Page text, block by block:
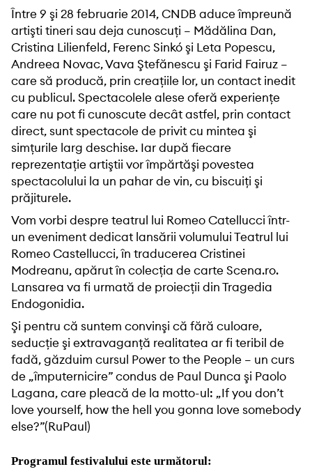
Între 9 şi 28 februarie 2014, CNDB aduce împreună
artişti tineri sau deja cunoscuţi – Mădălina Dan,
Cristina Lilienfeld, Ferenc Sinkó şi Leta Popescu,
Andreea Novac, Vava Ştefănescu şi Farid Fairuz –
care să producă, prin creaţiile lor, un contact inedit
cu publicul. Spectacolele alese oferă experienţe
care nu pot fi cunoscute decât astfel, prin contact
direct, sunt spectacole de privit cu mintea şi
simţurile larg deschise. Iar după fiecare
reprezentaţie artiştii vor împărtăşi povestea
spectacolului la un pahar de vin, cu biscuiţi şi
prăjiturele.
Vom vorbi despre teatrul lui Romeo Catellucci într-
un eveniment dedicat lansării volumului Teatrul lui
Romeo Castellucci, în traducerea Cristinei
Modreanu, apărut în colecţia de carte Scena.ro.
Lansarea va fi urmată de proiecţii din Tragedia
Endogonidia.
Şi pentru că suntem convinşi că fără culoare,
seducţie şi extravaganţă realitatea ar fi teribil de
fadă, găzduim cursul Power to the People – un curs
de „împuternicire” condus de Paul Dunca şi Paolo
Lagana, care pleacă de la motto-ul: „If you don’t
love yourself, how the hell you gonna love somebody
else?”(RuPaul)
Programul festivalului este următorul: